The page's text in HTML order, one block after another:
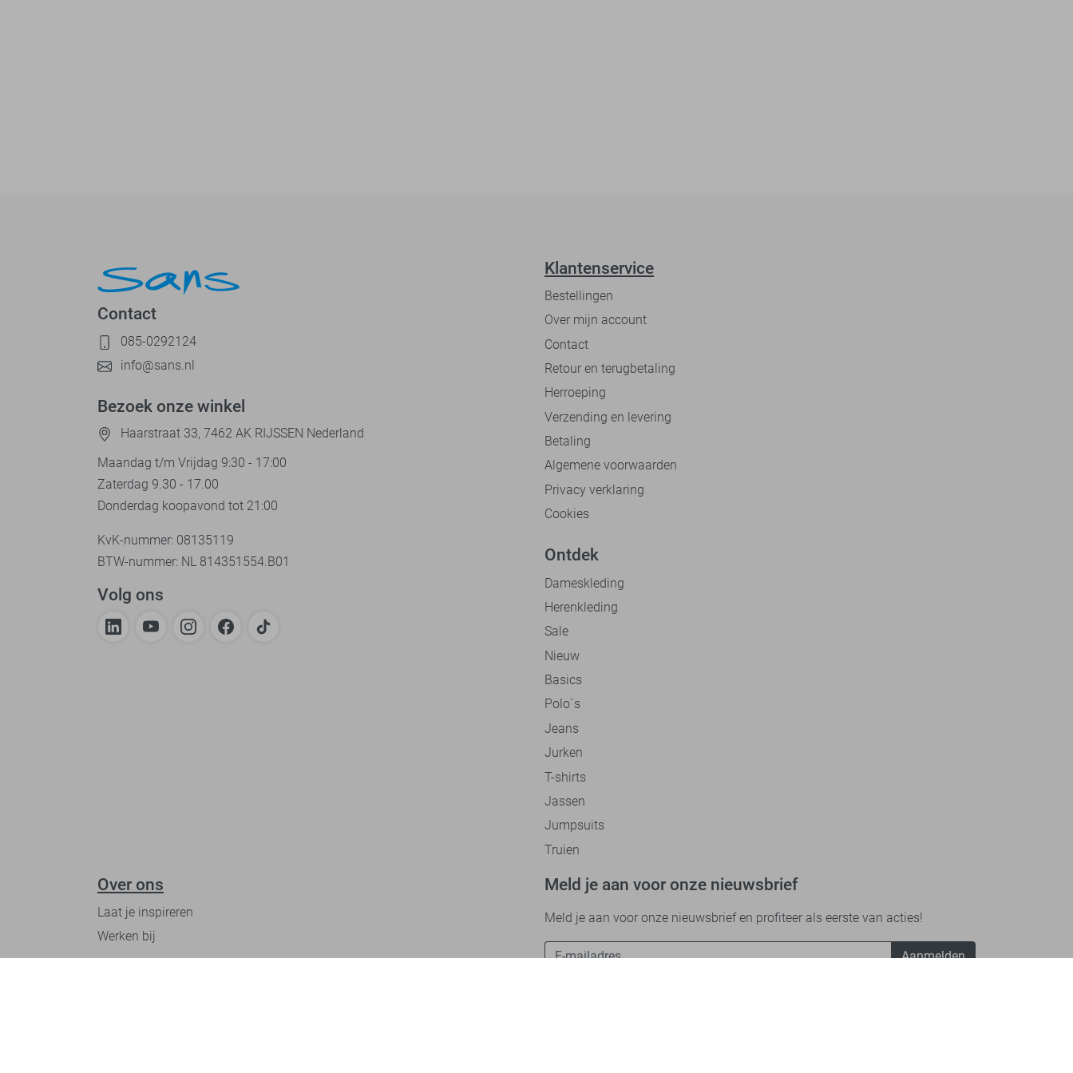
Contact
085-0292124
info@sans.nl
Bezoek onze winkel
Haarstraat 33, 7462 AK RIJSSEN Nederland
Maandag t/m Vrijdag 9:30 - 17:00
Zaterdag 9.30 - 17.00
Donderdag koopavond tot 21:00
KvK-nummer: 08135119
BTW-nummer: NL 814351554.B01
Volg ons
Klantenservice
Bestellingen
Over mijn account
Contact
Retour en terugbetaling
Herroeping
Verzending en levering
Betaling
Algemene voorwaarden
Privacy verklaring
Cookies
Ontdek
Dameskleding
Herenkleding
Sale
Nieuw
Basics
Polo`s
Jeans
Jurken
T-shirts
Jassen
Jumpsuits
Truien
Over ons
Laat je inspireren
Werken bij
Meld je aan voor onze nieuwsbrief
Meld je aan voor onze nieuwsbrief en profiteer als eerste van acties!
Aanmelden